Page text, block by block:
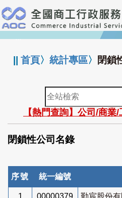
跳
到
主
要
:::
||首頁〉統計專區〉 閉鎖
全
站
檢
索
【熱門查詢】公司/商業
閉鎖性公司名錄
序號 統一編號
1 00000379 勤宸股份有